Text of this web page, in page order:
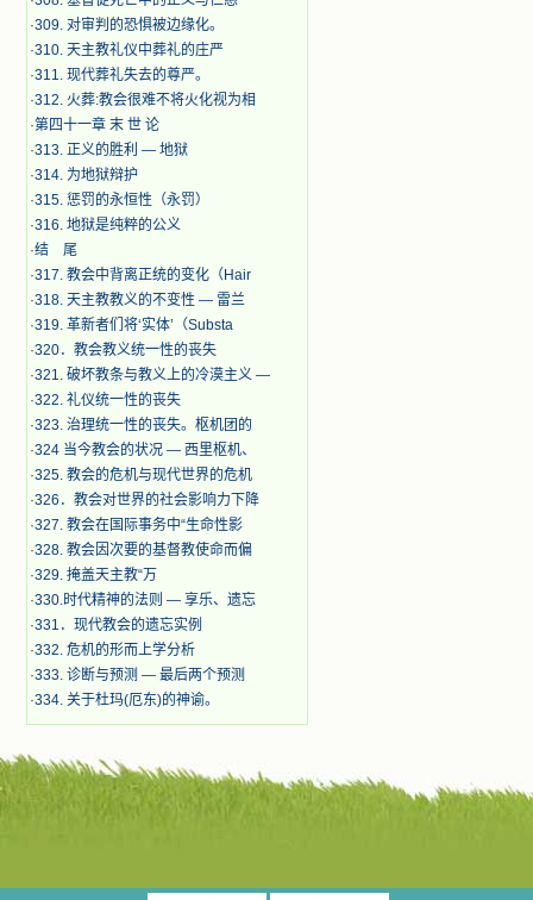
·309. 对审判的恐惧被边缘化。
·310. 天主教礼仪中葬礼的庄严
·311. 现代葬礼失去的尊严。
·312. 火葬:教会很难不将火化视为相
·第四十一章 末 世 论
·313. 正义的胜利 — 地狱
·314. 为地狱辩护
·315. 惩罚的永恒性（永罚）
·316. 地狱是纯粹的公义
·结 尾
·317. 教会中背离正统的变化（Hair
·318. 天主教教义的不变性 — 雷兰
·319. 革新者们将‘实体’（Substa
·320．教会教义统一性的丧失
·321. 破坏教条与教义上的冷漠主义 —
·322. 礼仪统一性的丧失
·323. 治理统一性的丧失。枢机团的
·324 当今教会的状况 — 西里枢机、
·325. 教会的危机与现代世界的危机
·326．教会对世界的社会影响力下降
·327. 教会在国际事务中“生命性影
·328. 教会因次要的基督教使命而偏
·329. 掩盖天主教“万
·330.时代精神的法则 — 享乐、遗忘
·331．现代教会的遗忘实例
·332. 危机的形而上学分析
·333. 诊断与预测 — 最后两个预测
·334. 关于杜玛(厄东)的神谕。